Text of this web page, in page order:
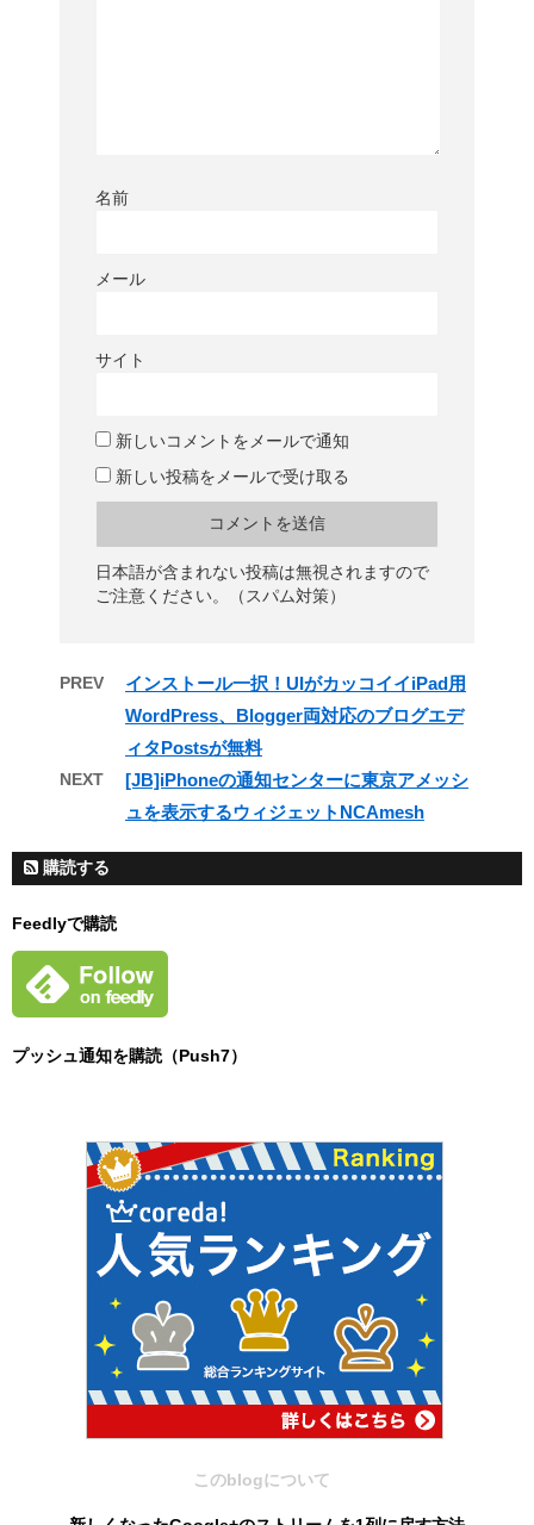
名前
メール
サイト
新しいコメントをメールで通知
新しい投稿をメールで受け取る
日本語が含まれない投稿は無視されますので
ご注意ください。（スパム対策）
PREV
インストール一択！UIがカッコイイiPad用
WordPress、Blogger両対応のブログエデ
ィタPostsが無料
NEXT
[JB]iPhoneの通知センターに東京アメッシ
ュを表示するウィジェットNCAmesh
購読する
Feedlyで購読
プッシュ通知を購読（Push7）
このblogについて